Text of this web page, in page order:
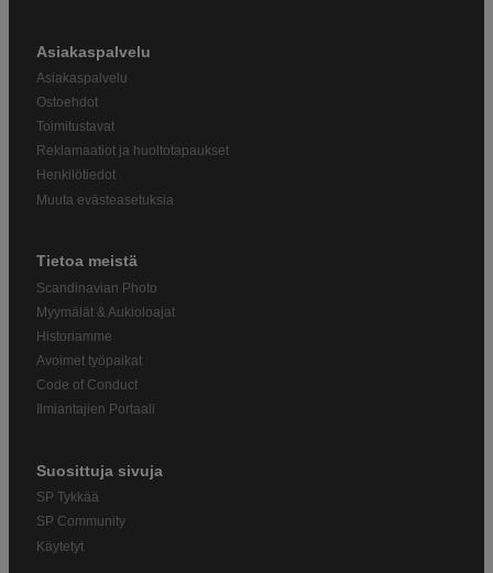
Asiakaspalvelu
Asiakaspalvelu
Ostoehdot
Toimitustavat
Reklamaatiot ja huoltotapaukset
Henkilötiedot
Muuta evästeasetuksia
Tietoa meistä
Scandinavian Photo
Myymälät & Aukioloajat
Historiamme
Avoimet työpaikat
Code of Conduct
Ilmiantajien Portaali
Suosittuja sivuja
SP Tykkää
SP Community
Käytetyt